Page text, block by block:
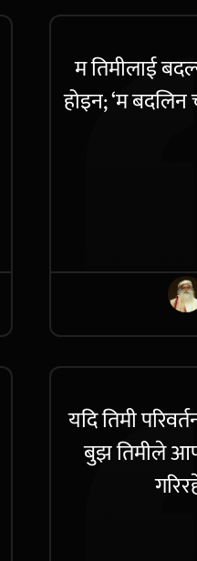
म तिमीलाई
होइन; ‘म बदलिन
यदि तिमी
बुझ तिमीले